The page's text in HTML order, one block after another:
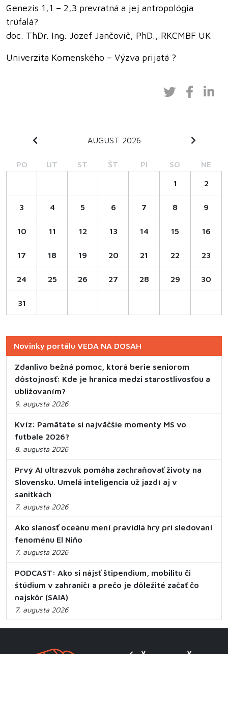
Genezis 1,1 – 2,3 prevratná a jej antropológia
trúfalá?
doc. ThDr. Ing. Jozef Jančovič, PhD., RKCMBF UK
Univerzita Komenského – Výzva prijatá ?
AUGUST 2026
PO UT ST ŠT PI SO NE
1 2
3 4 5 6 7 8 9
10 11 12 13 14 15 16
17 18 19 20 21 22 23
24 25 26 27 28 29 30
31
Novinky portálu VEDA NA DOSAH
Zdanlivo bežná pomoc, ktorá berie seniorom
dôstojnosť: Kde je hranica medzi starostlivosťou a
ubližovaním?
9. augusta 2026
Kvíz: Pamätáte si najväčšie momenty MS vo
futbale 2026?
8. augusta 2026
Prvý AI ultrazvuk pomáha zachraňovať životy na
Slovensku. Umelá inteligencia už jazdí aj v
sanitkách
7. augusta 2026
Ako slanosť oceánu mení pravidlá hry pri sledovaní
fenoménu El Niño
7. augusta 2026
PODCAST: Ako si nájsť štipendium, mobilitu či
štúdium v zahraničí a prečo je dôležité začať čo
najskôr (SAIA)
7. augusta 2026